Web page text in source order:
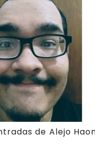
de Alejo